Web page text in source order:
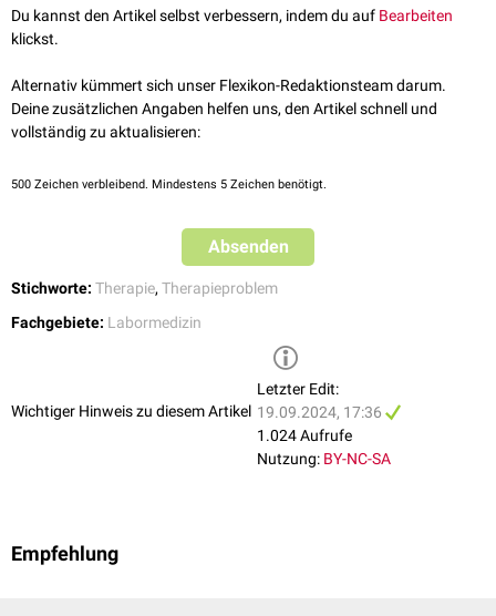
Hypovitaminosensind ebenfalls häufig als Laborkosmetik zu werten.
https://www.uptodate.com/contents/treatment-of-primary-
https://www.aerzteblatt.de/archiv/47498/Stoerungen-des-Saeure-
Basen-Haushalts-Rationale-Diagnostik-und-oekonomische-Therapie
Du kannst den Artikel selbst verbessern, indem du auf Bearbeiten
klickst.
Alternativ kümmert sich unser Flexikon-Redaktionsteam darum.
Deine zusätzlichen Angaben helfen uns, den Artikel schnell und
vollständig zu aktualisieren:
500 Zeichen verbleibend. Mindestens 5 Zeichen benötigt.
Absenden
Stichworte: Therapie, Therapieproblem
Fachgebiete: Labormedizin
Wichtiger Hinweis zu diesem Artikel
Letzter Edit:
19.09.2024, 17:36
1.024 Aufrufe
Nutzung: BY-NC-SA
Empfehlung